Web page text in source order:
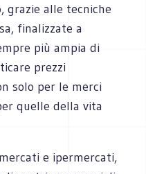
grazie alle tecniche
finalizzate a
più ampia di
prezzi
solo per le merci
quelle della vita
e ipermercati,